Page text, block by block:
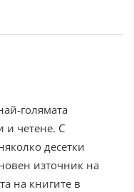
голямата
и четене. С
десетки
източник на
на книгите в